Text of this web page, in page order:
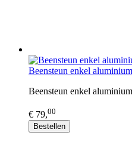
Beensteun enkel
Beensteun enkel
€ 79,00
Bestellen